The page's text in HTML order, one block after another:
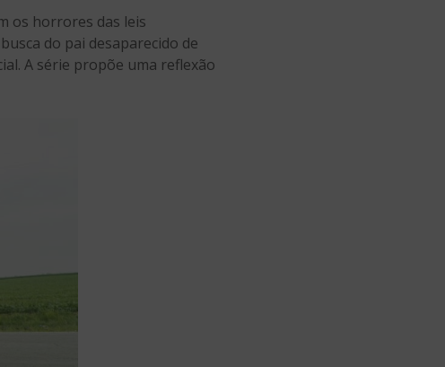
os horrores das leis
do pai desaparecido de
A série propõe uma reflexão